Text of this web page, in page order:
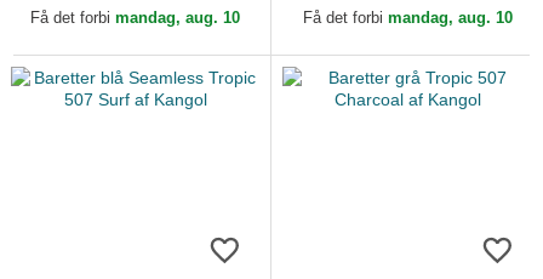
Få det forbi mandag, aug. 10 Få det forbi mandag, aug. 10